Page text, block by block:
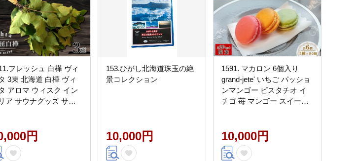
フレッシュ 白樺 ヴィ
3束 北海道 白樺 ヴィ
アロマ ウィスク イン
ア サウナグッズ サウ
円
153.ひがし北海道珠玉の絶
景コレクション
10,000円
1591. マカロン 6個入り
grand-jete' いちご パッショ
ンマンゴー ピスタチオ イ
チゴ 苺 マンゴー スイーツ
子屈町
10,000円